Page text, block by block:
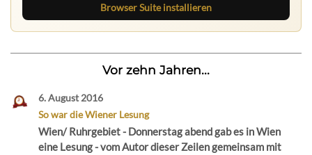
Browser Suite installieren
Vor zehn Jahren...
6. August 2016
So war die Wiener Lesung
Wien/ Ruhrgebiet - Donnerstag abend gab es in Wien
eine Lesung - vom Autor dieser Zeilen gemeinsam mit